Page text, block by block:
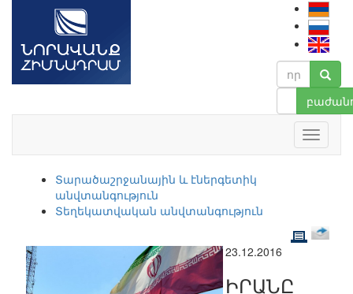
Տարածաշրջանային և էներգետիկ
անվտանգություն
Տեղեկատվական անվտանգություն
23.12.2016
ԻՐԱՆԸ